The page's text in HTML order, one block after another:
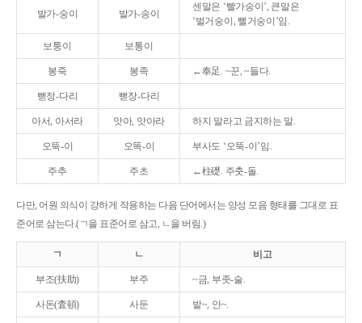
발가-숭이 발가-송이
센말은 ‘빨가숭이’, 큰말은
‘벌거숭이, 뻘거숭이’임.
보퉁이 보통이
봉죽 봉족 ←奉足. ~꾼, ~들다.
뻗정-다리 뻗장-다리
아서, 아서라 앗아, 앗아라 하지 말라고 금지하는 말.
오뚝-이 오똑-이 부사도 ‘오뚝-이’임.
주추 주초 ←柱礎. 주춧-돌.
다만, 어원 의식이 강하게 작용하는 다음 단어에서는 양성 모음 형태를 그대로 표
준어로 삼는다.(ㄱ을 표준어로 삼고, ㄴ을 버림.)
ㄱ ㄴ 비고
부조(扶助) 부주 ~금, 부좃-술.
사돈(査頓) 사둔 밭~, 안~.